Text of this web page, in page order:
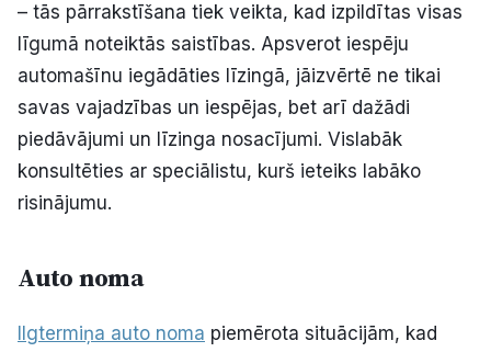
– tās pārrakstīšana tiek veikta, kad izpildītas visas
līgumā noteiktās saistības. Apsverot iespēju
automašīnu iegādāties līzingā, jāizvērtē ne tikai
savas vajadzības un iespējas, bet arī dažādi
piedāvājumi un līzinga nosacījumi. Vislabāk
konsultēties ar speciālistu, kurš ieteiks labāko
risinājumu.
Auto noma
Ilgtermiņa auto noma piemērota situācijām, kad